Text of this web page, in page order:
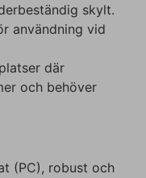
skylt.
användning vid
där
och behöver
(PC), robust och